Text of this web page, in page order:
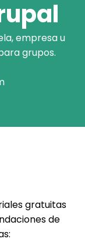
empresa u
grupos.
gratuitas
de